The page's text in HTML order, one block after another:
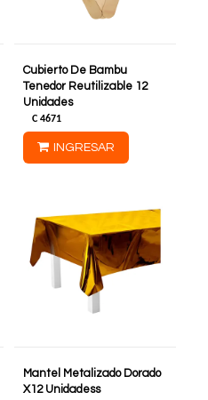
Cubierto De Bambu
Tenedor Reutilizable 12
Unidades
C 4671
INGRESAR
Mantel Metalizado Dorado
X12 Unidadess